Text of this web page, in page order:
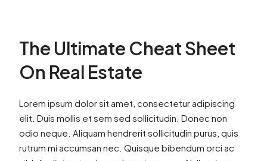
The Ultimate Cheat Sheet
On Real Estate
Lorem ipsum dolor sit amet, consectetur adipiscing
elit. Duis mollis et sem sed sollicitudin. Donec non
odio neque. Aliquam hendrerit sollicitudin purus, quis
rutrum mi accumsan nec. Quisque bibendum orci ac